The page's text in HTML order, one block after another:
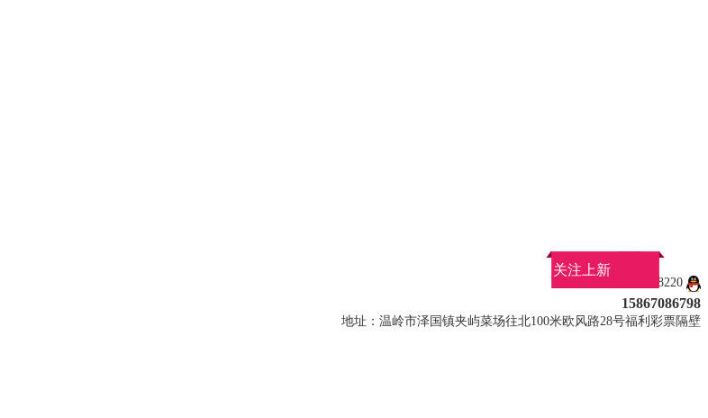
QQ：907858220
15867086798
地址：温岭市泽国镇夹屿菜场往北100米欧风路28号福利彩票隔壁
关注上新